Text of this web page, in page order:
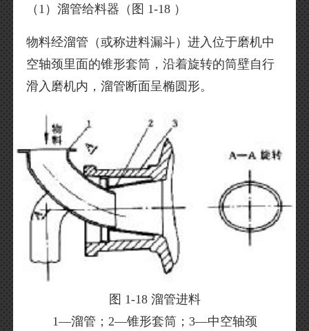
（1）溜管给料器（图 1-18 ）
物料经溜管（或称进料漏斗）进入位于磨机中
空轴颈里面的锥形套筒，沿着旋转的筒壁自行
滑入磨机内，溜管断面呈椭圆形。
图 1-18 溜管进料
1—溜管；2—锥形套筒；3—中空轴颈